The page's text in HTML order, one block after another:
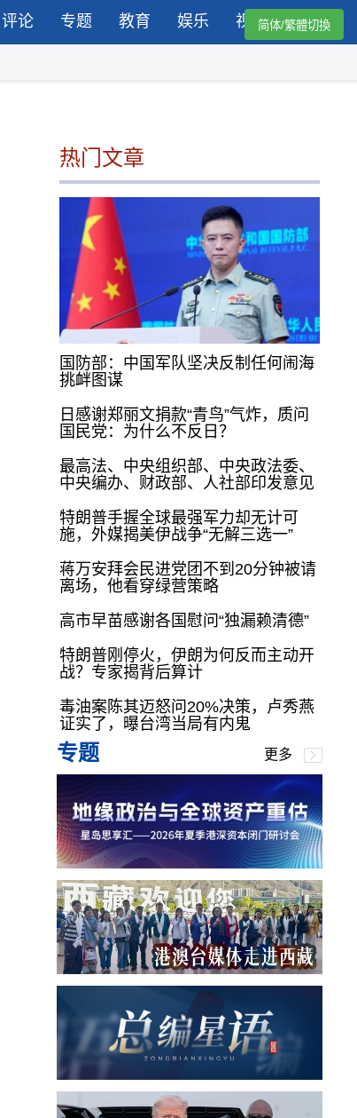
评论 专题 教育 娱乐 视频简体/繁體切換
热门文章
国防部：中国军队坚决反制任何闹海
挑衅图谋
日感谢郑丽文捐款“青鸟”气炸，质问
国民党：为什么不反日？
最高法、中央组织部、中央政法委、
中央编办、财政部、人社部印发意见
特朗普手握全球最强军力却无计可
施，外媒揭美伊战争“无解三选一”
蒋万安拜会民进党团不到20分钟被请
离场，他看穿绿营策略
高市早苗感谢各国慰问“独漏赖清德”
特朗普刚停火，伊朗为何反而主动开
战？专家揭背后算计
毒油案陈其迈怒问20%决策，卢秀燕
证实了，曝台湾当局有内鬼
专题 更多